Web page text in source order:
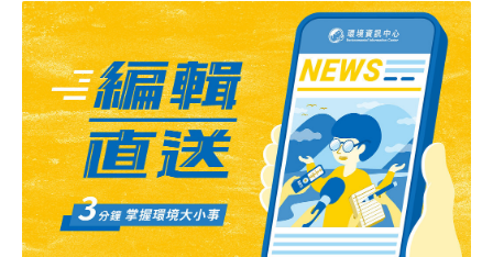
了。」筆者贊成這位評論者的說法。政府、企業、高校等
各種社會組織不同於個人，它們的行為有規模效應，環境
影響大但環保成本相對較低。社會組織在環保方面有個人
無法比擬的低成本優勢。所以讓社會組織從自身做起，減
少環境影響更為經濟可行。